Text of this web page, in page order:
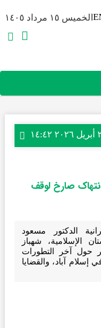
الخميس ١٥ مرداد ١٤٠٥
صارخ لوقف
الدكتور مسعود
الإسلامية، شهباز
حول آخر التطورات
إسلام آباد، والقضایا